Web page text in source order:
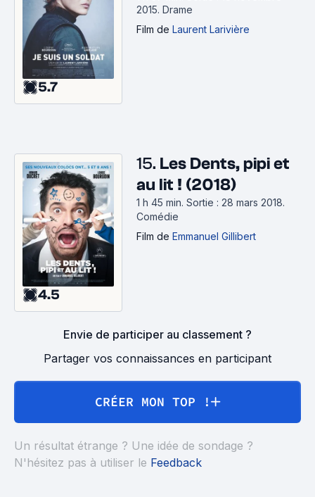
5.7
2015. Drame
Film de Laurent Larivière
4.5
15. Les Dents, pipi et
au lit ! (2018)
1 h 45 min. Sortie : 28 mars 2018.
Comédie
Film de Emmanuel Gillibert
Envie de participer au classement ?
Partager vos connaissances en participant
CRÉER MON TOP !
Un résultat étrange ? Une idée de sondage ?
N'hésitez pas à utiliser le Feedback